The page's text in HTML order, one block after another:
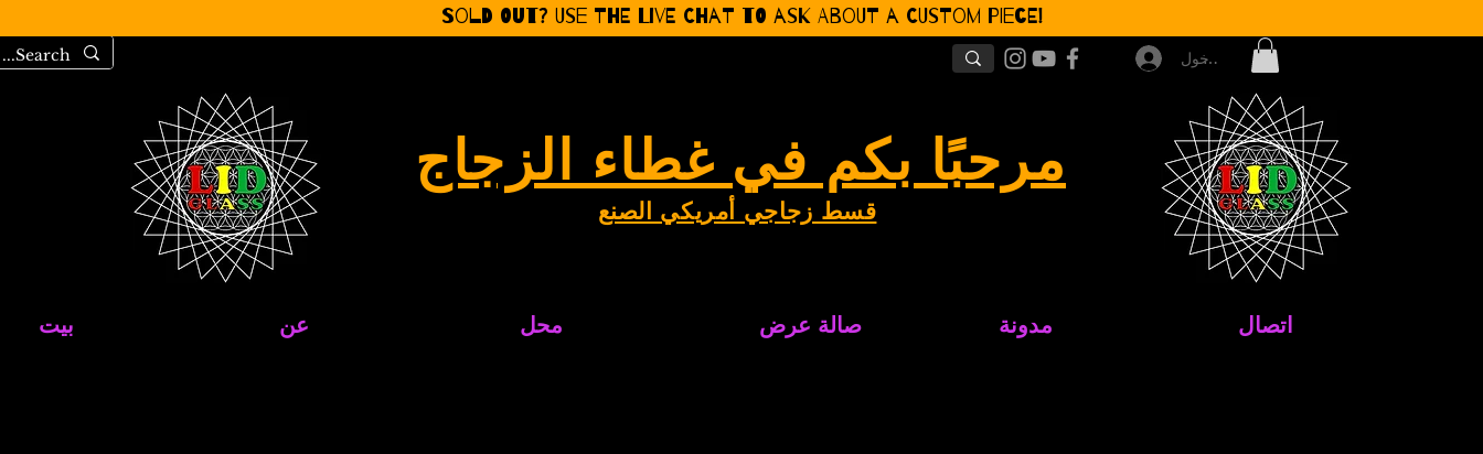
Sold Out? Use the Live CHat to ask about a Custom Piece!
تسجيل الدخول
مرحبًا بكم في غطاء الزجاج
قسط زجاجي أمريكي الصنع
بيت عن محل صالة عرض مدونة اتصال